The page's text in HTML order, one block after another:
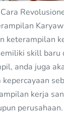
keterampilan
skill baru
anda juga
kerja